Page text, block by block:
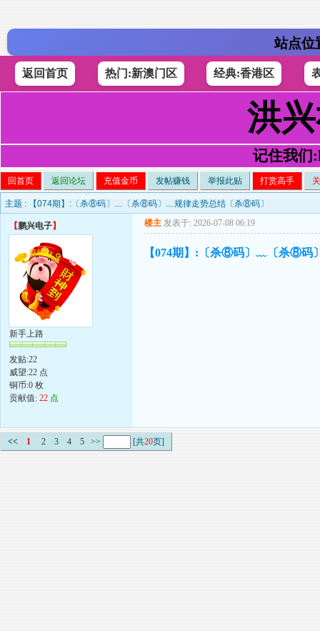
站点位
返回首页 热门:新澳门区 经典:香港区
洪
记住我们
回首页 返回论坛 充值金币 发帖赚钱 举报此贴 打赏高手
主题 : 【074期】:〔杀⑧码〕﹏〔杀⑧码〕﹏规律走势总结〔杀⑧码〕
【鹏兴电子】
新手上路
发贴:22
威望:22 点
铜币:0 枚
贡献值: 22 点
楼主 发表于: 2026-07-08 06:19
【074期】:〔杀⑧码〕﹏〔杀⑧码
<< 1 2 3 4 5 >> [共20页]